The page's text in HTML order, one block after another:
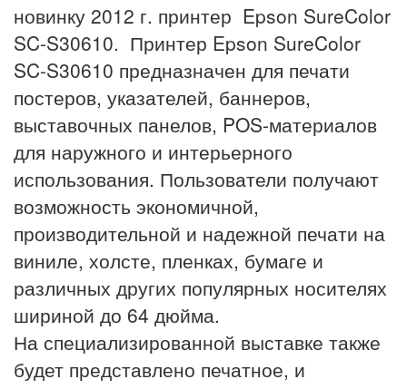
новинку 2012 г. принтер Epson SureColor
SC-S30610. Принтер Epson SureColor
SC-S30610 предназначен для печати
постеров, указателей, баннеров,
выставочных панелов, POS-материалов
для наружного и интерьерного
использования. Пользователи получают
возможность экономичной,
производительной и надежной печати на
виниле, холсте, пленках, бумаге и
различных других популярных носителях
шириной до 64 дюйма.
На специализированной выставке также
будет представлено печатное, и